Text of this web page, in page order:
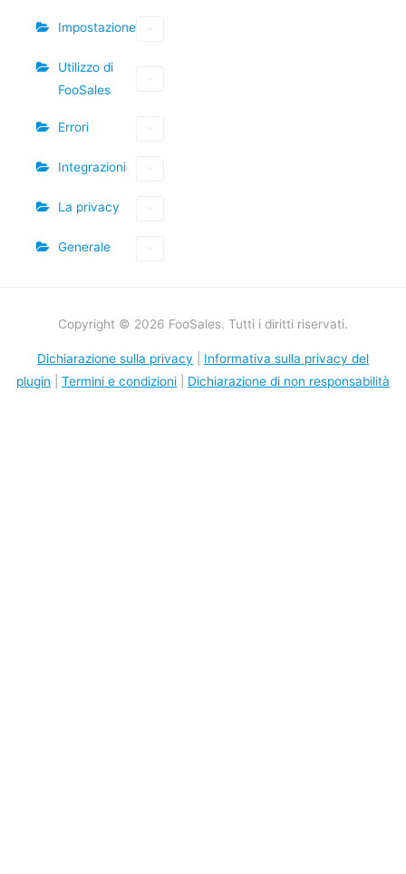
Impostazione
Utilizzo di
FooSales
Errori
Integrazioni
La privacy
Generale
Copyright © 2026 FooSales. Tutti i diritti riservati.
Dichiarazione sulla privacy
Informativa sulla privacy del
plugin
Termini e condizioni Dichiarazione di non responsabilità